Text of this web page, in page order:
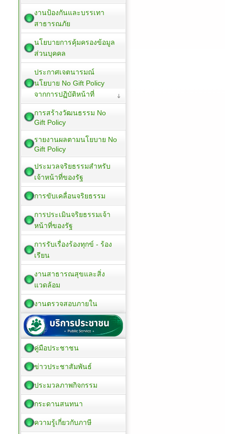
งานป้องกันและบรรเทา
สาธารณภัย
นโยบายการคุ้มครองข้อมูล
ส่วนบุคคล
ประกาศเจตนารมณ์
นโยบาย No Gift Policy
จากการปฏิบัติหน้าที่
การสร้างวัฒนธรรม No
Gift Policy
รายงานผลตามนโยบาย No
Gift Policy
ประมวลจริยธรรมสำหรับ
เจ้าหน้าที่ของรัฐ
การขับเคลื่อนจริยธรรม
การประเมินจริยธรรมเจ้า
หน้าที่ของรัฐ
การรับเรื่องร้องทุกข์ - ร้อง
เรียน
งานสาธารณสุขและสิ่ง
แวดล้อม
งานตรวจสอบภายใน
คู่มือประชาชน
ข่าวประชาสัมพันธ์
ประมวลภาพกิจกรรม
กระดานสนทนา
ความรู้เกี่ยวกับภาษี